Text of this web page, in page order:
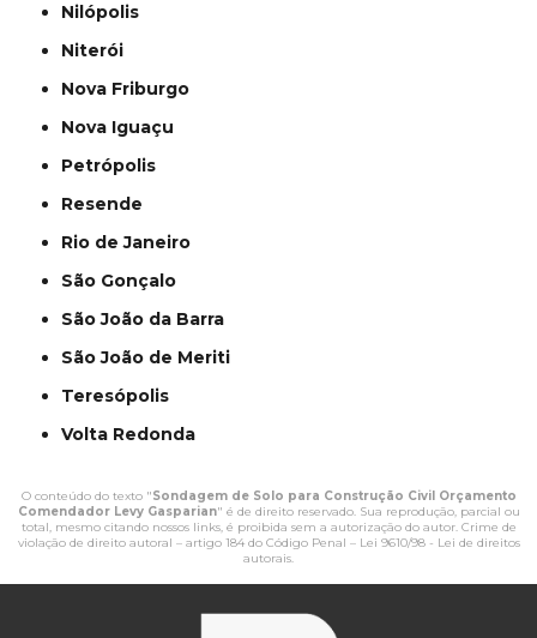
Nilópolis
Niterói
Nova Friburgo
Nova Iguaçu
Petrópolis
Resende
Rio de Janeiro
São Gonçalo
São João da Barra
São João de Meriti
Teresópolis
Volta Redonda
O conteúdo do texto "Sondagem de Solo para Construção Civil Orçamento
Comendador Levy Gasparian" é de direito reservado. Sua reprodução, parcial ou
total, mesmo citando nossos links, é proibida sem a autorização do autor. Crime de
violação de direito autoral – artigo 184 do Código Penal – Lei 9610/98 - Lei de direitos
autorais.